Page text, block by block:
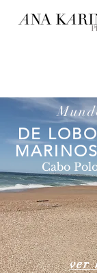
DE
Cabo
ver